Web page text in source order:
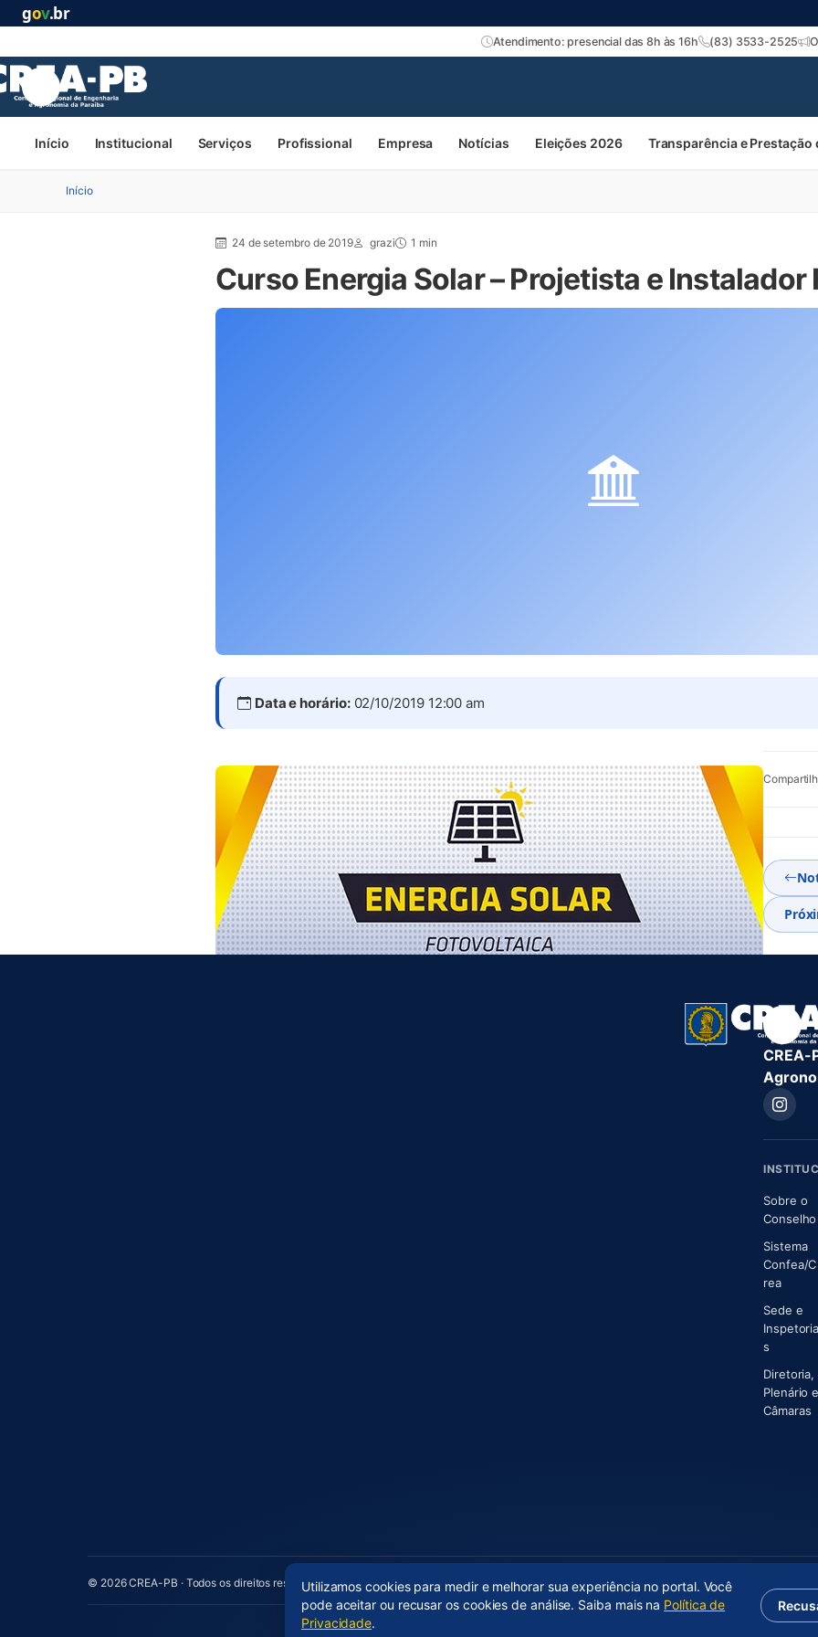
gov.br
Atendimento: presencial das 8h às 16h (83) 3533-2525
Início Institucional Serviços Profissional Empresa Notícias Eleições 2026 Transparência e Prestação
Início
24 de setembro de 2019 grazi 1 min
Curso Energia Solar – Projetista e
Data e horário:02/10/2019 12:00 am
CREA-
Sobre o
Conselho
Sistema
Confea/C
rea(abre
Sede e
s
Diretoria,
Plenário
Câmaras
© 2026 CREA-PB · Todos os direitos reservados
(abre em nova aba)
Utilizamos cookies para medir e melhorar sua experiência no portal. Você
pode aceitar ou recusar os cookies de análise. Saiba mais na Política de
Privacidade.